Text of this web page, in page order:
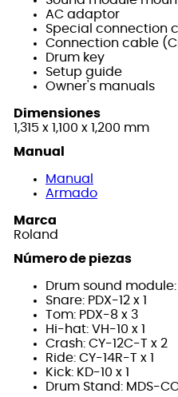
AC adaptor
Special connection
Connection cable
Drum key
Setup guide
Owner's manuals
Dimensiones
1,315 x 1,100 x 1,200 mm
Manual
Manual
Armado
Marca
Roland
Número de piezas
Drum sound module:
Snare: PDX-12 x 1
Tom: PDX-8 x 3
Hi-hat: VH-10 x 1
Crash: CY-12C-T x 2
Ride: CY-14R-T x 1
Kick: KD-10 x 1
Drum Stand: MDS-